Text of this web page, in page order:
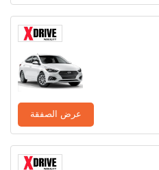
عرض الصفقة